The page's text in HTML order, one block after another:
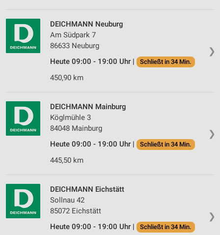
❯
DEICHMANN Neuburg
Am Südpark 7
86633 Neuburg
Heute 09:00 - 19:00 Uhr |
Schließt in 34 Min.
450,90 km
❯
DEICHMANN Mainburg
Köglmühle 3
84048 Mainburg
Heute 09:00 - 19:00 Uhr |
Schließt in 34 Min.
445,50 km
❯
DEICHMANN Eichstätt
Sollnau 42
85072 Eichstätt
Heute 09:00 - 19:00 Uhr |
Schließt in 34 Min.